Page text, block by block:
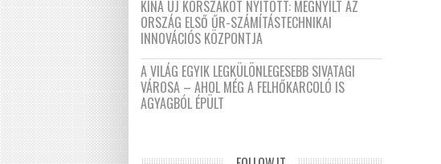
KÍNA ÚJ KORSZAKOT NYITOTT: MEGNYÍLT AZ
ORSZÁG ELSŐ ŰR-SZÁMÍTÁSTECHNIKAI
INNOVÁCIÓS KÖZPONTJA
A VILÁG EGYIK LEGKÜLÖNLEGESEBB SIVATAGI
VÁROSA – AHOL MÉG A FELHŐKARCOLÓ IS
AGYAGBÓL ÉPÜLT